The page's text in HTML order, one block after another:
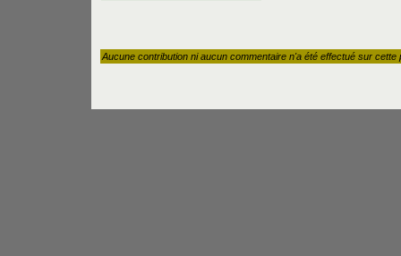
Aucune contribution ni aucun commentaire n'a été effectué sur cette